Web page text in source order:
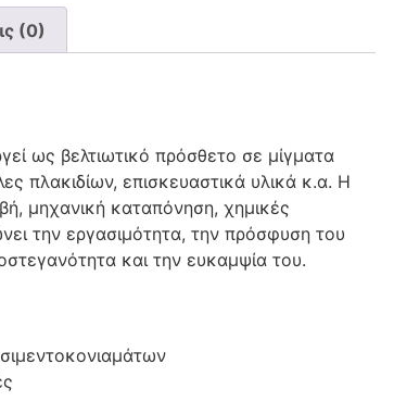
(0)
ως βελτιωτικό πρόσθετο σε μίγματα
πλακιδίων, επισκευαστικά υλικά κ.α. Η
μηχανική καταπόνηση, χημικές
την εργασιμότητα, την πρόσφυση του
και την ευκαμψία του.